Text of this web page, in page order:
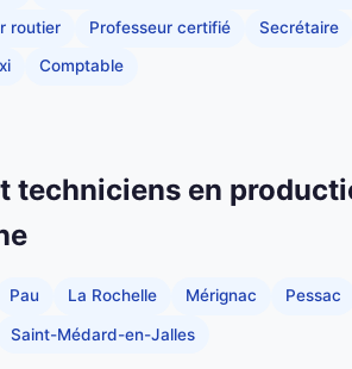
routier Professeur certifié Secrétaire
Comptable
techniciens en
Pau La Rochelle Mérignac Pessac
Saint-Médard-en-Jalles